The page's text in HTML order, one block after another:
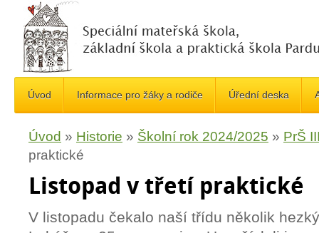
Úvod Informace pro žáky a rodiče Úřední deska
Úvod » Historie » Školní rok 2024/2025 » PrŠ
praktické
Listopad v třetí praktické
V listopadu čekalo naší třídu několik